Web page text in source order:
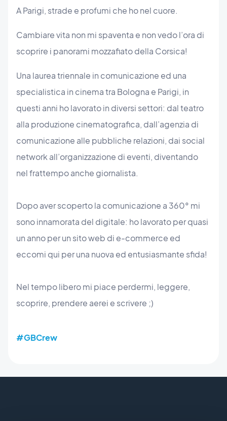
A Parigi, strade e profumi che ho nel cuore.
Cambiare vita non mi spaventa e non vedo l’ora di
scoprire i panorami mozzafiato della Corsica!
Una laurea triennale in comunicazione ed una
specialistica in cinema tra Bologna e Parigi, in
questi anni ho lavorato in diversi settori: dal teatro
alla produzione cinematografica, dall’agenzia di
comunicazione alle pubbliche relazioni, dai social
network all’organizzazione di eventi, diventando
nel frattempo anche giornalista.
Dopo aver scoperto la comunicazione a 360° mi
sono innamorata del digitale: ho lavorato per quasi
un anno per un sito web di e-commerce ed
eccomi qui per una nuova ed entusiasmante sfida!
Nel tempo libero mi piace perdermi, leggere,
scoprire, prendere aerei e scrivere ;)
#GBCrew